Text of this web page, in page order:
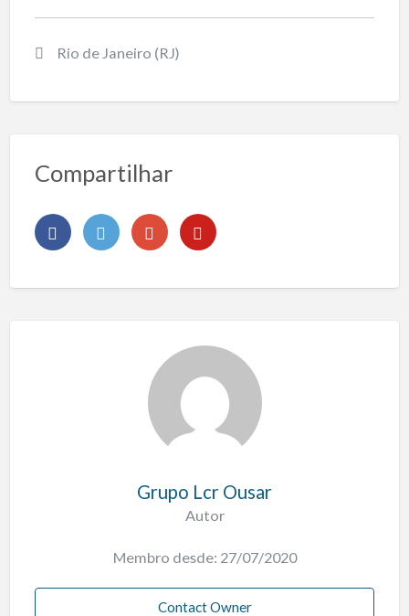
Rio de Janeiro (RJ)
Compartilhar
Grupo Lcr Ousar
Autor
Membro desde: 27/07/2020
Contact Owner